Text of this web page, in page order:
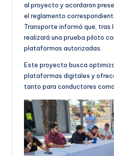
al proyecto y acordaron
el reglamento
Transporte informó que, tras
realizará una prueba piloto
plataformas autorizadas.
Este proyecto busca
plataformas digitales y
tanto para conductores